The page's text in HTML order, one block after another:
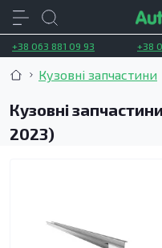
+38 063 881 09 93 +38
Кузовні запчастини
Кузовні
2023)